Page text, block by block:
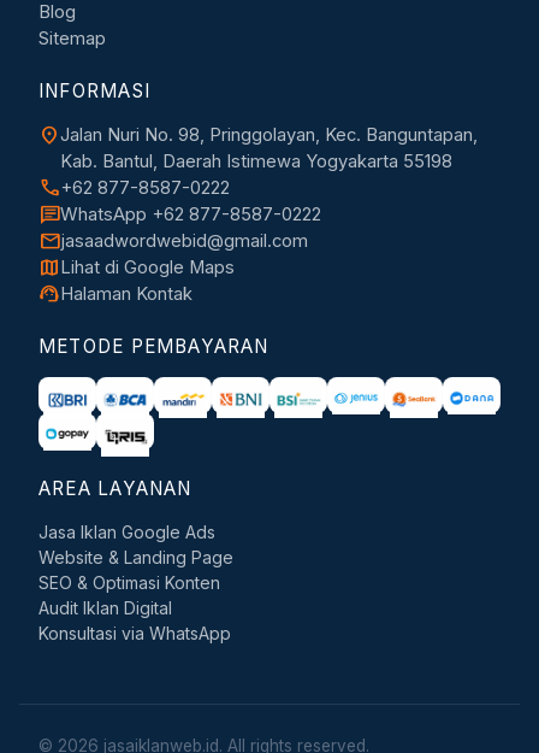
Blog
Sitemap
INFORMASI
location_onJalan Nuri No. 98, Pringgolayan, Kec. Banguntapan,
Kab. Bantul, Daerah Istimewa Yogyakarta 55198
call+62 877-8587-0222
chatWhatsApp +62 877-8587-0222
mailjasaadwordwebid@gmail.com
mapLihat di Google Maps
support_agentHalaman Kontak
METODE PEMBAYARAN
AREA LAYANAN
Jasa Iklan Google Ads
Website & Landing Page
SEO & Optimasi Konten
Audit Iklan Digital
Konsultasi via WhatsApp
© 2026 jasaiklanweb.id. All rights reserved.